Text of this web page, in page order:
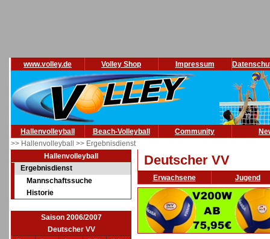
www.volley.de Volley Shop Impressum
Hallenvolleyball Beach-Volleyball Community
>> Hallenvolleyball >> Ergebnisdienst
Hallenvolleyball
Ergebnisdienst
Mannschaftssuche
Historie
Saison 2006/2007
Deutscher VV
Deutscher VV
Erwachsene Jugend